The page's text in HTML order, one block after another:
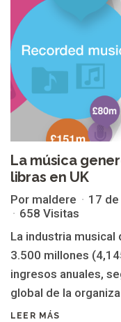
La música
libras en UK
Por maldere
17
658 Visitas
La industria musical
3.500 millones
ingresos anuales,
global de la
LEER MÁS